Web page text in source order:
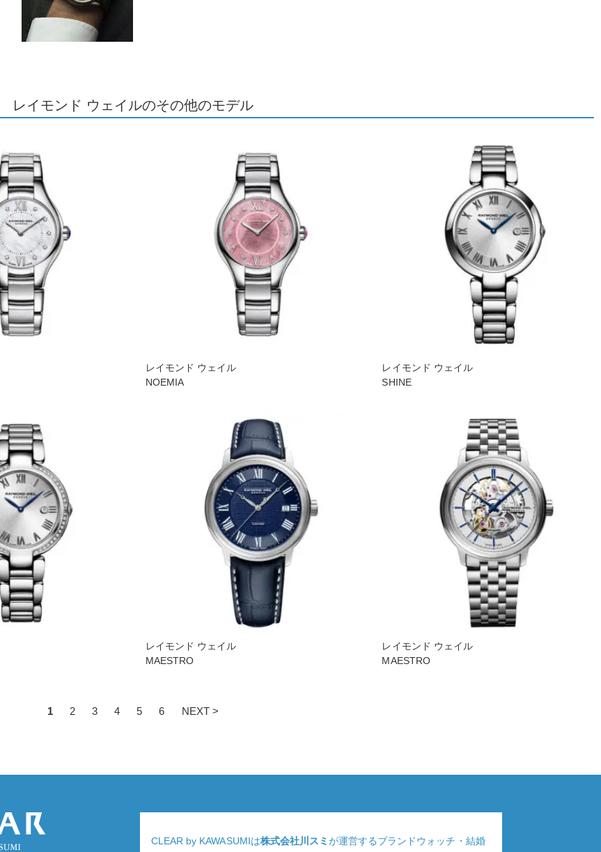
レイモンド ウェイルのその他のモデル
レイモンド ウェイル
NOEMIA
レイモンド ウェイル
SHINE
レイモンド ウェイル
MAESTRO
レイモンド ウェイル
MAESTRO
1 2 3 4 5 6 NEXT >
CLEAR by KAWASUMIは株式会社川スミが運営するブランドウォッチ・結婚